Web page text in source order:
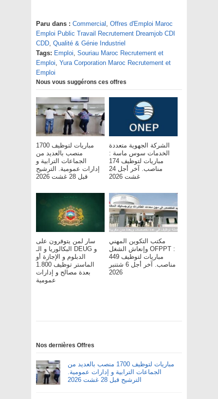
Paru dans : Commercial , Offres d'Emploi Maroc
Emploi Public Travail Recrutement Dreamjob CDI
CDD, Qualité & Génie Industriel
Tags: Emploi, Souriau Maroc Recrutement et
Emploi, Yura Corporation Maroc Recrutement et
Emploi
Nous vous suggérons ces offres
مباريات لتوظيف 1700
منصب بالعديد من
الجماعات الترابية و
إدارات عمومية. الترشيح
قبل 28 غشت 2026
الشركة الجهوية متعددة
الخدمات سوس ماسة :
مباريات لتوظيف 174
مناصب. آخر أجل 24
غشت 2026
سار لمن يتوفرون على
البكالوريا و الـ DEUG و
الدبلوم و الإجازة أو
الماستر توظيف 1.800
بعدة مصالح و إدارات
عمومية
مكتب التكوين المهني
وإنعاش الشغل OFPPT :
مباريات لتوظيف 449
مناصب. آخر أجل 6 شتنبر
2026
Nos dernières Offres
مباريات لتوظيف 1700 منصب بالعديد من
الجماعات الترابية و إدارات عمومية.
الترشيح قبل 28 غشت 2026